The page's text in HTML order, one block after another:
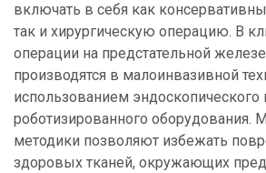
включать в себя как
так и хирургическую операцию. В
операции на предстательной
производятся в малоинвазивной
использованием эндоскопического
роботизированного оборудования.
методики позволяют избежать
здоровых тканей, окружающих